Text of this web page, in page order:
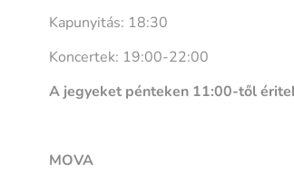
Kapunyitás: 18:30
Koncertek: 19:00-22:00
A jegyeket pénteken 11:00-től
MOVA